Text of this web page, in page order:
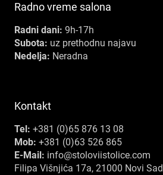
Radno vreme salona
Radni dani: 9h-17h
Subota: uz prethodnu najavu
Nedelja: Neradna
Kontakt
Tel: +381 (0)65 876 13 08
Mob: +381 (0)63 526 865
E-Mail: info@stoloviistolice.com
Filipa Višnjića 17a, 21000 Novi Sad